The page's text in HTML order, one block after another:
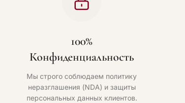
100%
Конфиденциальность
Мы строго соблюдаем политику
неразглашения (NDA) и защиты
персональных данных клиентов.